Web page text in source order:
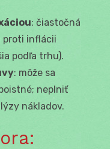
: čiastočná
proti inflácii
podľa trhu).
: môže sa
neplniť
nákladov.